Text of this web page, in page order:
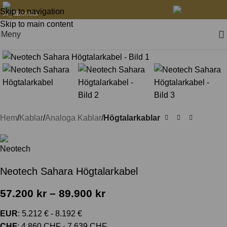
Skip to navigation
Skip to main content
Svenska
Meny
Hem Kablar Analoga Kablar Högtalarkablar
Neotech Sahara Högtalarkabel
57.200 kr – 89.900 kr
EUR: 5.212 € - 8.192 €